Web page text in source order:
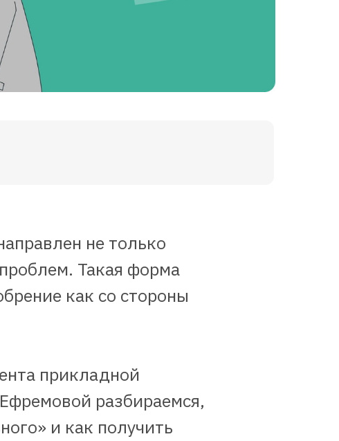
не только
Такая форма
как со стороны
прикладной
разбираемся,
и как получить